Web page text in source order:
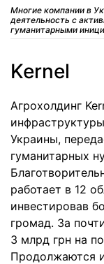
Многие компании в
деятельность с
гуманитарными
Kernel
Агрохолдинг
Украины,
гуманитарных
работает в 12
инвестировав
громад. За
3 млрд грн на
Продолжаются